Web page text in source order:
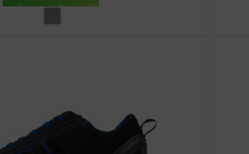
VÝBER MOŽNOSTÍ